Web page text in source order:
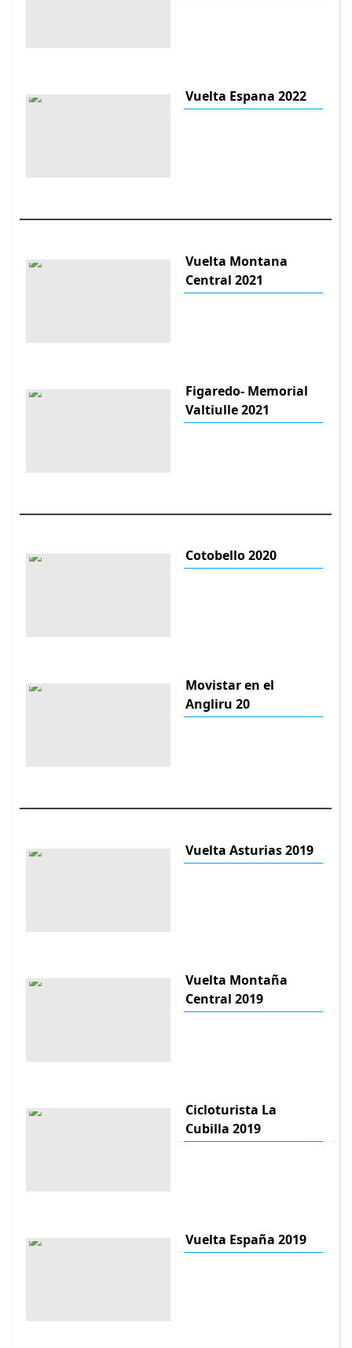
Vuelta Espana 2022
Vuelta Montana
Central 2021
Figaredo- Memorial
Valtiulle 2021
Cotobello 2020
Movistar en el
Angliru 20
Vuelta Asturias 2019
Vuelta Montaña
Central 2019
Cicloturista La
Cubilla 2019
Vuelta España 2019